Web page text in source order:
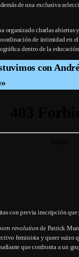
de una exclusiva
organizado charlas abiertas
de intimidad en
dentro de la
con
con previa inscripción
revolution de Patrick
feminista y queer suizo
que confronta a un